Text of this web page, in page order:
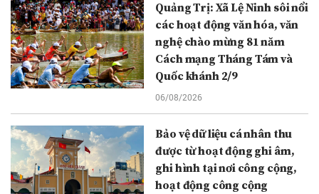
Quảng Trị: Xã Lệ Ninh sôi nổi
các hoạt động văn hóa, văn
nghệ chào mừng 81 năm
Cách mạng Tháng Tám và
Quốc khánh 2/9
06/08/2026
Bảo vệ dữ liệu cá nhân thu
được từ hoạt động ghi âm,
ghi hình tại nơi công cộng,
hoạt động công cộng